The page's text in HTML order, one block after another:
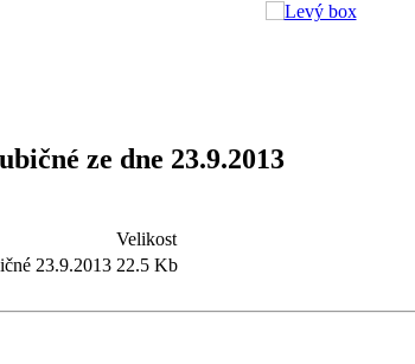
ze dne 23.9.2013
Velikost
23.9.2013 22.5 Kb